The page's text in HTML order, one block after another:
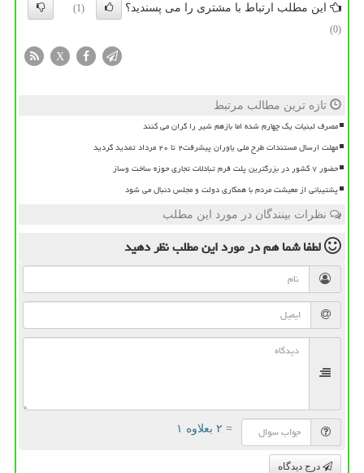
این مطلب ارتباط با مشتری را می پسندید؟
(1)
(0)
X
تازه ترین مطالب مرتبط
مصرف لبنیات یک چهارم شده اما بازهم شیر را گران می کنند
مهلت ارسال مستندات طرح ملی یاوران پیشرفت۲ تا ۲۰ مرداد تمدید گردید
حضور ۷ کشور در بزرگترین پلت فرم تبادلات تجاری حوزه ساخت وساز
پشتیبانی از معیشت مردم با همکاری دولت و مجلس دنبال می شود
نظرات بینندگان در مورد این مطلب
لطفا شما همدر مورد این مطلبنظر دهید
= ۲ بعلاوه ۱
درج دیدگاه